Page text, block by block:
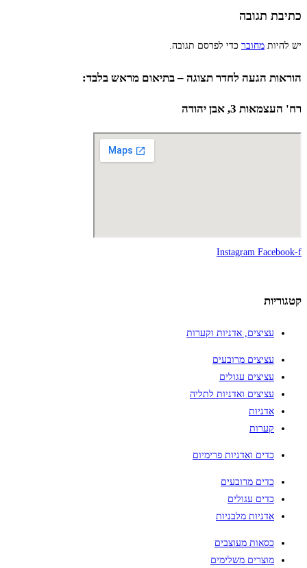
כתיבת תגובה
יש להיות מחובר כדי לפרסם תגובה.
הוראות הגעה לחדר תצוגה – בתיאום מראש בלבד:
רח' העצמאות 3, אבן יהודה
Instagram Facebook-f
קטגוריות
עציצים, אדניות וקערות
עציצים מרובעים
עציצים עגולים
עציצים ואדניות לתליה
אדניות
קערות
כדים ואדניות פרימיום
כדים מרובעים
כדים עגולים
אדניות מלבניות
כסאות מעוצבים
מוצרים משלימים